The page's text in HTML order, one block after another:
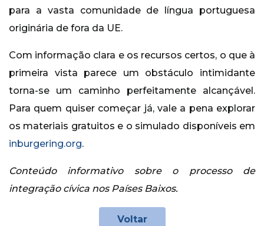
para a vasta comunidade de língua portuguesa
originária de fora da UE.
Com informação clara e os recursos certos, o que à
primeira vista parece um obstáculo intimidante
torna-se um caminho perfeitamente alcançável.
Para quem quiser começar já, vale a pena explorar
os materiais gratuitos e o simulado disponíveis em
inburgering.org.
Conteúdo informativo sobre o processo de
integração cívica nos Países Baixos.
Voltar